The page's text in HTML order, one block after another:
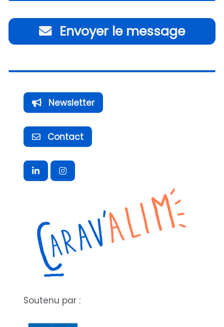
Envoyer le message
Newsletter
Contact
Soutenu par :